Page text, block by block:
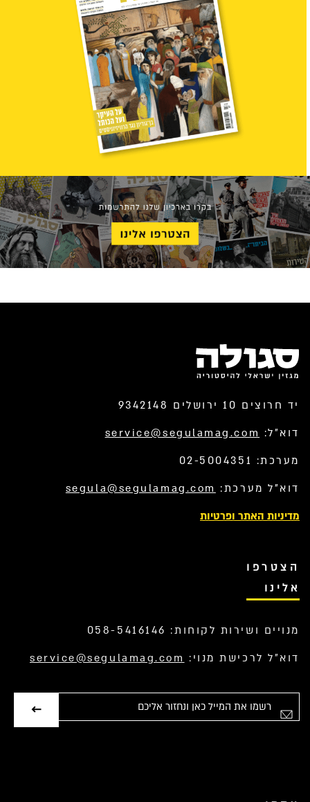
יד חרוצים 10 ירושלים 9342148
דוא”ל: service@segulamag.com
מערכת: 02-5004351
דוא”ל מערכת: segula@segulamag.com
מדיניות האתר ופרטיות
הצטרפו
אלינו
מנויים ושירות לקוחות: 058-5416146
דוא”ל לרכישת מנוי: service@segulamag.com